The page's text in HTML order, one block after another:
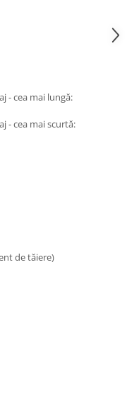
- cea mai lungă:
- cea mai scurtă:
de tăiere)